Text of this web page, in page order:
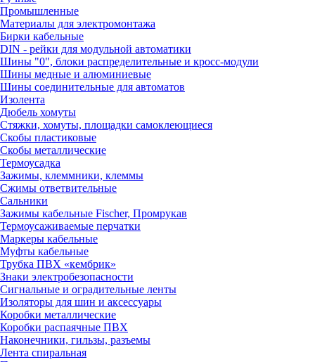
Промышленные
Материалы для электромонтажа
Бирки кабельные
DIN - рейки для модульной автоматики
Шины "0", блоки распределительные и кросс-модули
Шины медные и алюминиевые
Шины соединительные для автоматов
Изолента
Дюбель хомуты
Стяжки, хомуты, площадки самоклеющиеся
Скобы пластиковые
Скобы металлические
Термоусадка
Зажимы, клеммники, клеммы
Сжимы ответвительные
Сальники
Зажимы кабельные Fischer, Промрукав
Термоусаживаемые перчатки
Маркеры кабельные
Муфты кабельные
Трубка ПВХ «кембрик»
Знаки электробезопасности
Сигнальные и оградительные ленты
Изоляторы для шин и аксессуары
Коробки металлические
Коробки распаячные ПВХ
Наконечники, гильзы, разъемы
Лента спиральная